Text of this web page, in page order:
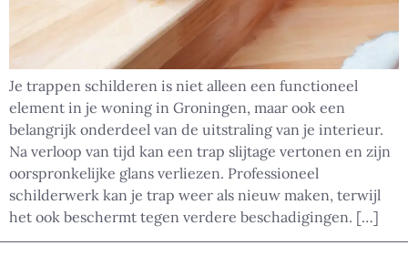
Je trappen schilderen is niet alleen een functioneel
element in je woning in Groningen, maar ook een
belangrijk onderdeel van de uitstraling van je interieur.
Na verloop van tijd kan een trap slijtage vertonen en zijn
oorspronkelijke glans verliezen. Professioneel
schilderwerk kan je trap weer als nieuw maken, terwijl
het ook beschermt tegen verdere beschadigingen. […]